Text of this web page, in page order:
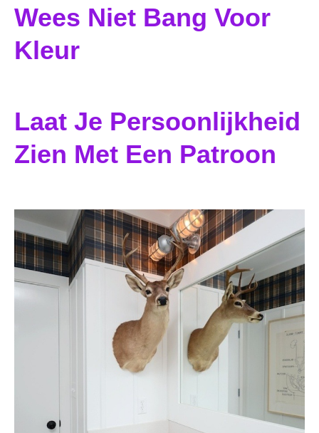
Wees Niet Bang Voor
Kleur
Laat Je Persoonlijkheid
Zien Met Een Patroon